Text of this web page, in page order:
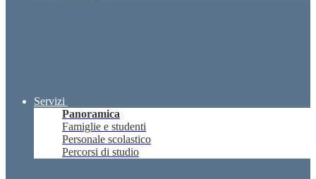
Servizi
Panoramica
Famiglie e studenti
Personale scolastico
Percorsi di studio